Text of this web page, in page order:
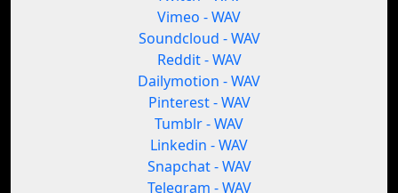
Vimeo - WAV
Soundcloud - WAV
Reddit - WAV
Dailymotion - WAV
Pinterest - WAV
Tumblr - WAV
Linkedin - WAV
Snapchat - WAV
Telegram - WAV